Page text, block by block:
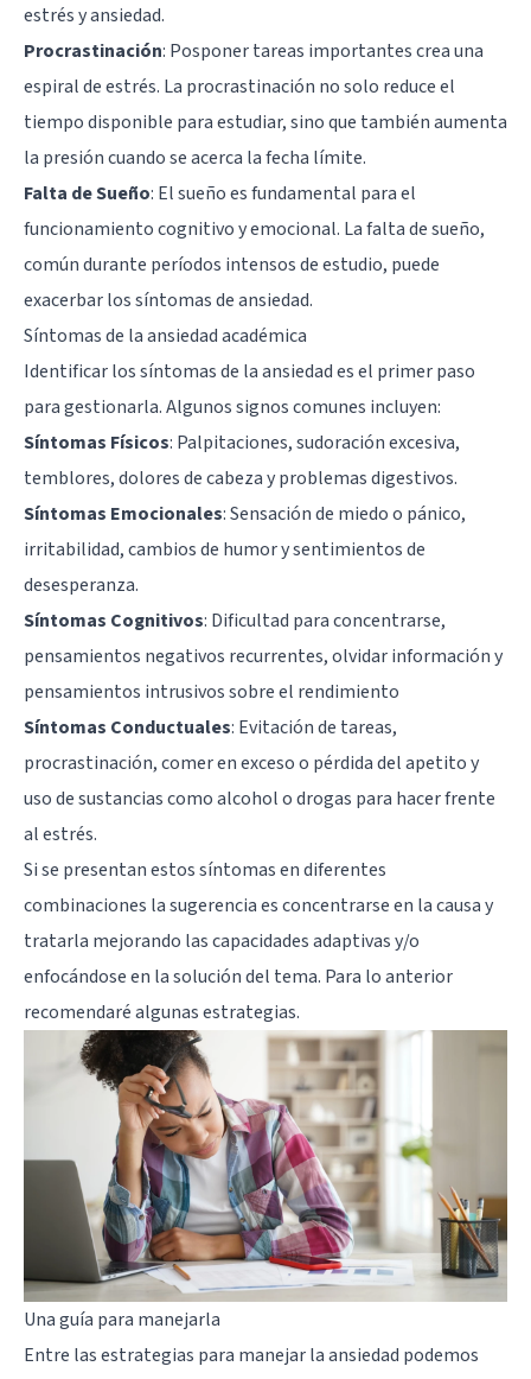
estrés y ansiedad.
Procrastinación: Posponer tareas importantes crea una
espiral de estrés. La procrastinación no solo reduce el
tiempo disponible para estudiar, sino que también aumenta
la presión cuando se acerca la fecha límite.
Falta de Sueño: El sueño es fundamental para el
funcionamiento cognitivo y emocional. La falta de sueño,
común durante períodos intensos de estudio, puede
exacerbar los síntomas de ansiedad.
Síntomas de la ansiedad académica
Identificar los síntomas de la ansiedad es el primer paso
para gestionarla. Algunos signos comunes incluyen:
Síntomas Físicos: Palpitaciones, sudoración excesiva,
temblores, dolores de cabeza y problemas digestivos.
Síntomas Emocionales: Sensación de miedo o pánico,
irritabilidad, cambios de humor y sentimientos de
desesperanza.
Síntomas Cognitivos: Dificultad para concentrarse,
pensamientos negativos recurrentes, olvidar información y
pensamientos intrusivos sobre el rendimiento
Síntomas Conductuales: Evitación de tareas,
procrastinación, comer en exceso o pérdida del apetito y
uso de sustancias como alcohol o drogas para hacer frente
al estrés.
Si se presentan estos síntomas en diferentes
combinaciones la sugerencia es concentrarse en la causa y
tratarla mejorando las capacidades adaptivas y/o
enfocándose en la solución del tema. Para lo anterior
recomendaré algunas estrategias.
Una guía para manejarla
Entre las estrategias para manejar la ansiedad podemos